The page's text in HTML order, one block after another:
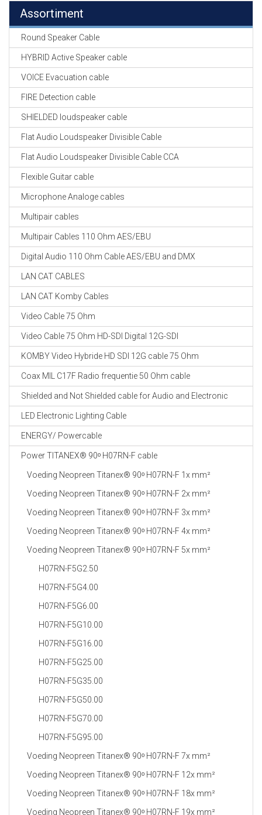
Assortiment
Round Speaker Cable
HYBRID Active Speaker cable
VOICE Evacuation cable
FIRE Detection cable
SHIELDED loudspeaker cable
Flat Audio Loudspeaker Divisible Cable
Flat Audio Loudspeaker Divisible Cable CCA
Flexible Guitar cable
Microphone Analoge cables
Multipair cables
Multipair Cables 110 Ohm AES/EBU
Digital Audio 110 Ohm Cable AES/EBU and DMX
LAN CAT CABLES
LAN CAT Komby Cables
Video Cable 75 Ohm
Video Cable 75 Ohm HD-SDI Digital 12G-SDI
KOMBY Video Hybride HD SDI 12G cable 75 Ohm
Coax MIL C17F Radio frequentie 50 Ohm cable
Shielded and Not Shielded cable for Audio and Electronic
LED Electronic Lighting Cable
ENERGY/ Powercable
Power TITANEX® 90ᵒ H07RN-F cable
Voeding Neopreen Titanex® 90ᵒ H07RN-F 1x mm²
Voeding Neopreen Titanex® 90ᵒ H07RN-F 2x mm²
Voeding Neopreen Titanex® 90ᵒ H07RN-F 3x mm²
Voeding Neopreen Titanex® 90ᵒ H07RN-F 4x mm²
Voeding Neopreen Titanex® 90ᵒ H07RN-F 5x mm²
H07RN-F5G2.50
H07RN-F5G4.00
H07RN-F5G6.00
H07RN-F5G10.00
H07RN-F5G16.00
H07RN-F5G25.00
H07RN-F5G35.00
H07RN-F5G50.00
H07RN-F5G70.00
H07RN-F5G95.00
Voeding Neopreen Titanex® 90ᵒ H07RN-F 7x mm²
Voeding Neopreen Titanex® 90ᵒ H07RN-F 12x mm²
Voeding Neopreen Titanex® 90ᵒ H07RN-F 18x mm²
Voeding Neopreen Titanex® 90ᵒ H07RN-F 19x mm²